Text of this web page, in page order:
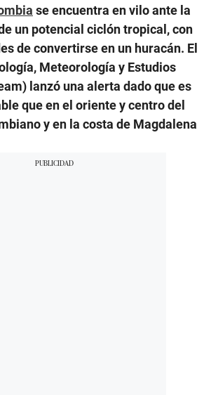
se encuentra en vilo ante la
un potencial ciclón tropical, con
de convertirse en un huracán. El
Meteorología y Estudios
lanzó una alerta dado que es
que en el oriente y centro del
y en la costa de Magdalena